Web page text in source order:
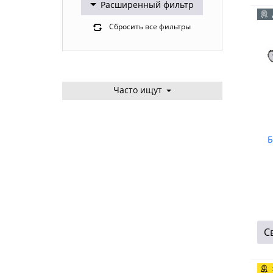
Stihl2
Расширенный фильтр
Сбросить все фильтры
Часто ищут